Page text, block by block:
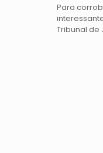
Para
Tribunal de